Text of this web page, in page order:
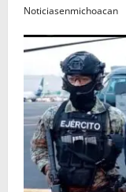
Noticiasenmichoacan